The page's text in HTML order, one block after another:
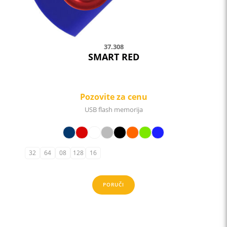
37.308
SMART RED
Pozovite za cenu
USB flash memorija
PORUČI
32 64 08 128 16